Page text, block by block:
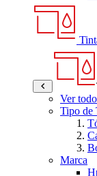
Ver
Tipo de
Marca